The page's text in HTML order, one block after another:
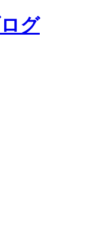
グ